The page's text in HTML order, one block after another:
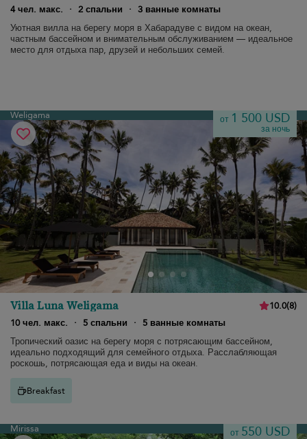
4 чел. макс.
· 2 спальни · 3 ванные комнаты
Уютная вилла на берегу моря в Хабарадуве с видом на океан,
частным бассейном и внимательным обслуживанием — идеальное
место для отдыха пар, друзей и небольших семей.
Weligama от 1 500 USD
за ночь
Villa Luna Weligama 10.0(8)
10 чел. макс.
· 5 спальни ·
5 ванные комнаты
Тропический оазис на берегу моря с потрясающим бассейном,
идеально подходящий для семейного отдыха. Расслабляющая
роскошь, потрясающая еда и виды на океан.
Breakfast
Mirissa от 550 USD